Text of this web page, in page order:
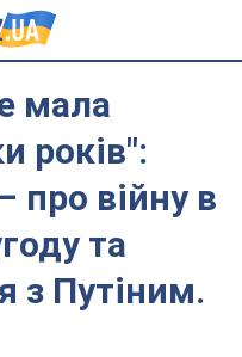
мала
років":
про війну в
та
з Путіним.